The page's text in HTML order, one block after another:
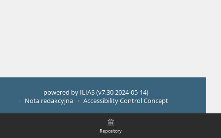
Repository
powered by ILIAS (v7.30 2024-05-14)
Nota redakcyjna
Accessibility Control Concept